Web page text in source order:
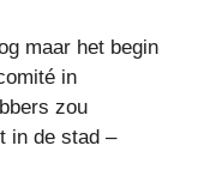
maar het begin
in
zou
in de stad –